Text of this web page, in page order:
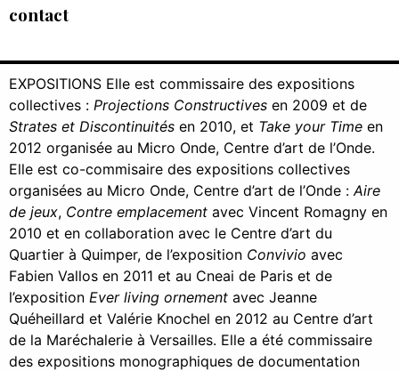
contact
EXPOSITIONS Elle est commissaire des expositions
collectives : Projections Constructives en 2009 et de
Strates et Discontinuités en 2010, et Take your Time en
2012 organisée au Micro Onde, Centre d’art de l’Onde.
Elle est co-commisaire des expositions collectives
organisées au Micro Onde, Centre d’art de l’Onde :Aire
de jeux, Contre emplacement avec Vincent Romagny en
2010 et en collaboration avec le Centre d’art du
Quartier à Quimper, de l’exposition Convivio avec
Fabien Vallos en 2011 et au Cneai de Paris et de
l’exposition Ever living ornement avec Jeanne
Quéheillard et Valérie Knochel en 2012 au Centre d’art
de la Maréchalerie à Versailles. Elle a été commissaire
des expositions monographiques de documentation